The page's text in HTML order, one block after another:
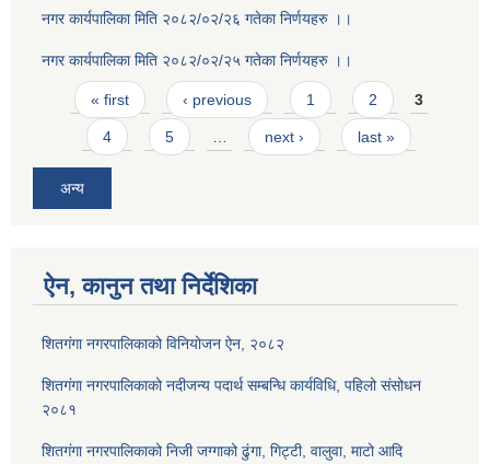
नगर कार्यपालिका मिति २०८२/०२/२६ गतेका निर्णयहरु ।।
नगर कार्यपालिका मिति २०८२/०२/२५ गतेका निर्णयहरु ।।
Pages
« first ‹ previous 1 2 3
4 5 … next › last »
अन्य
ऐन, कानुन तथा निर्देशिका
शितगंगा नगरपालिकाको विनियोजन ऐन, २०८२
शितगंगा नगरपालिकाको नदीजन्य पदार्थ सम्बन्धि कार्यविधि, पहिलो संसोधन
२०८१
शितगंगा नगरपालिकाको निजी जग्गाको ढुंगा, गिट्टी, वालुवा, माटो आदि